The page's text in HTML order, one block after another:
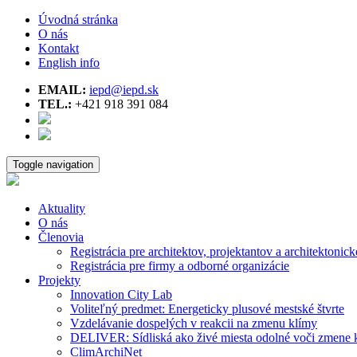
Úvodná stránka
O nás
Kontakt
English info
EMAIL: iepd@iepd.sk
TEL.: +421 918 391 084
Toggle navigation
Aktuality
O nás
Členovia
Registrácia pre architektov, projektantov a
Registrácia pre firmy a odborné organizácie
Projekty
Innovation City Lab
Voliteľný predmet: Energeticky plusové mestské štvrte
Vzdelávanie dospelých v reakcii na zmenu klímy
DELIVER: Sídliská ako živé miesta odolné voči zmene
ClimArchiNet